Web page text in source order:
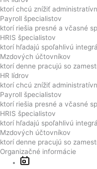
ktorí chcú znížiť
Payroll špecialistov
ktorí riešia presné a včasné
HRIS špecialistov
ktorí hľadajú spoľahlivú
Mzdových účtovníkov
ktorí denne pracujú so
HR lídrov
ktorí chcú znížiť
Payroll špecialistov
ktorí riešia presné a včasné
HRIS špecialistov
ktorí hľadajú spoľahlivú
Mzdových účtovníkov
ktorí denne pracujú so
Organizačné informácie